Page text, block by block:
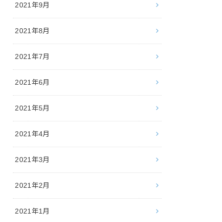
2021年9月
2021年8月
2021年7月
2021年6月
2021年5月
2021年4月
2021年3月
2021年2月
2021年1月